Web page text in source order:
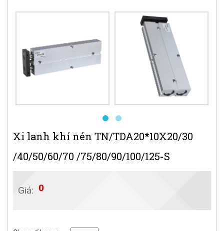
Xi lanh khí nén TN/TDA20*10X20/30
/40/50/60/70 /75/80/90/100/125-S
Giá: 0